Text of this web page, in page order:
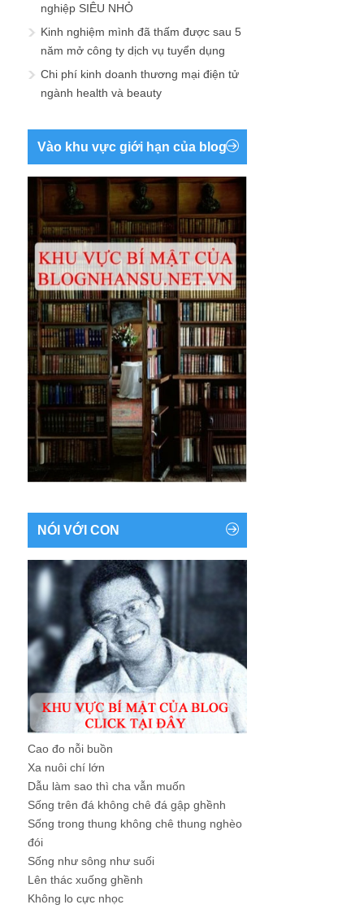
nghiệp SIÊU NHỎ
Kinh nghiệm mình đã thấm được sau 5
năm mở công ty dịch vụ tuyển dụng
Chi phí kinh doanh thương mại điện tử
ngành health và beauty
Vào khu vực giới hạn của blog
NÓI VỚI CON
Cao đo nỗi buồn
Xa nuôi chí lớn
Dẫu làm sao thì cha vẫn muốn
Sống trên đá không chê đá gập ghềnh
Sống trong thung không chê thung nghèo
đói
Sống như sông như suối
Lên thác xuống ghềnh
Không lo cực nhọc